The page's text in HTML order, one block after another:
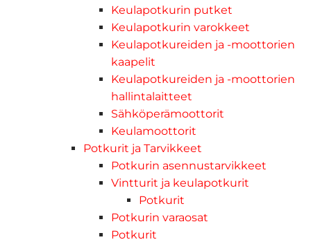
Keulapotkurin putket
Keulapotkurin varokkeet
Keulapotkureiden ja -moottorien
kaapelit
Keulapotkureiden ja -moottorien
hallintalaitteet
Sähköperämoottorit
Keulamoottorit
Potkurit ja Tarvikkeet
Potkurin asennustarvikkeet
Vintturit ja keulapotkurit
Potkurit
Potkurin varaosat
Potkurit